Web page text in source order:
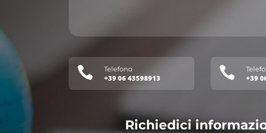
 Telefono
+39 06 43598913  +39
Richiedici